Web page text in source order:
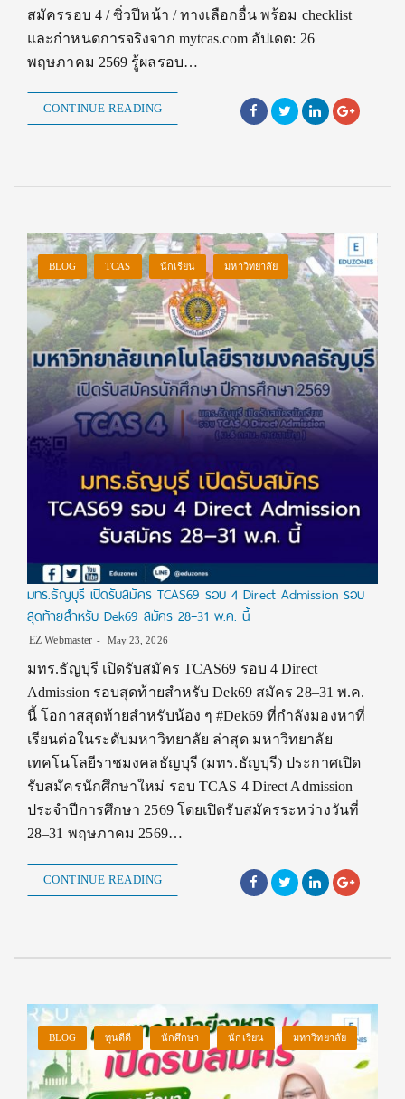
สมัครรอบ 4 / ซิ่วปีหน้า / ทางเลือกอื่น พร้อม checklist
และกำหนดการจริงจาก mytcas.com อัปเดต: 26
พฤษภาคม 2569 รู้ผลรอบ…
CONTINUE READING
BLOG TCAS นักเรียน มหาวิทยาลัย
มทร.ธัญบุรี เปิดรับสมัคร TCAS69 รอบ 4 Direct Admission รอบ
สุดท้ายสำหรับ Dek69 สมัคร 28–31 พ.ค. นี้
EZ Webmaster May 23, 2026
มทร.ธัญบุรี เปิดรับสมัคร TCAS69 รอบ 4 Direct
Admission รอบสุดท้ายสำหรับ Dek69 สมัคร 28–31 พ.ค.
นี้ โอกาสสุดท้ายสำหรับน้อง ๆ #Dek69 ที่กำลังมองหาที่
เรียนต่อในระดับมหาวิทยาลัย ล่าสุด มหาวิทยาลัย
เทคโนโลยีราชมงคลธัญบุรี (มทร.ธัญบุรี) ประกาศเปิด
รับสมัครนักศึกษาใหม่ รอบ TCAS 4 Direct Admission
ประจำปีการศึกษา 2569 โดยเปิดรับสมัครระหว่างวันที่
28–31 พฤษภาคม 2569…
CONTINUE READING
BLOG ทุนดีดี นักศึกษา นักเรียน มหาวิทยาลัย